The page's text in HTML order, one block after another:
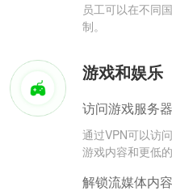
员工可以在不同
制。
游戏和娱乐
访问游戏服务器
通过VPN可以访
游戏内容和更低的
解锁流媒体内容